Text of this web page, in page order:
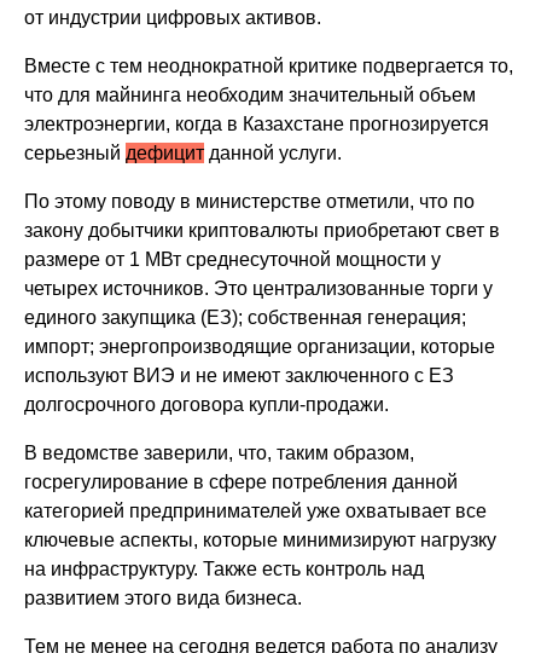
от индустрии цифровых активов.
Вместе с тем неоднократной критике подвергается то,
что для майнинга необходим значительный объем
электроэнергии, когда в Казахстане прогнозируется
серьезный дефицит данной услуги.
По этому поводу в министерстве отметили, что по
закону добытчики криптовалюты приобретают свет в
размере от 1 МВт среднесуточной мощности у
четырех источников. Это централизованные торги у
единого закупщика (ЕЗ); собственная генерация;
импорт; энергопроизводящие организации, которые
используют ВИЭ и не имеют заключенного с ЕЗ
долгосрочного договора купли-продажи.
В ведомстве заверили, что, таким образом,
госрегулирование в сфере потребления данной
категорией предпринимателей уже охватывает все
ключевые аспекты, которые минимизируют нагрузку
на инфраструктуру. Также есть контроль над
развитием этого вида бизнеса.
Тем не менее на сегодня ведется работа по анализу